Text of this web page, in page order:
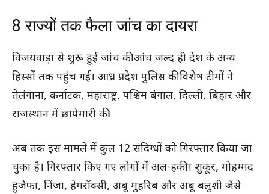
8 राज्यों तक फैला जांच का दायरा
विजयवाड़ा से शुरू हुई जांच की आंच जल्द ही देश के अन्य
हिस्सों तक पहुंच गई। आंध्र प्रदेश पुलिस की विशेष टीमों ने
तेलंगाना, कर्नाटक, महाराष्ट्र, पश्चिम बंगाल, दिल्ली, बिहार और
राजस्थान में छापेमारी की।
अब तक इस मामले में कुल 12 संदिग्धों को गिरफ्तार किया जा
चुका है। गिरफ्तार किए गए लोगों में अल-हकीम शुकूर, मोहम्मद
हुजैफा, निंजा, हेमरॉक्सी, अबू मुहरिब और अबू बलुशी जैसे